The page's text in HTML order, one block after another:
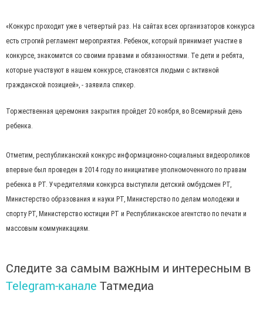
«Конкурс проходит уже в четвертый раз. На сайтах всех организаторов конкурса
есть строгий регламент мероприятия. Ребенок, который принимает участие в
конкурсе, знакомится со своими правами и обязанностями. Те дети и ребята,
которые участвуют в нашем конкурсе, становятся людьми с активной
гражданской позицией», - заявила спикер.
Торжественная церемония закрытия пройдет 20 ноября, во Всемирный день
ребенка.
Отметим, республиканский конкурс информационно-социальных видеороликов
впервые был проведен в 2014 году по инициативе уполномоченного по правам
ребенка в РТ. Учредителями конкурса выступили детский омбудсмен РТ,
Министерство образования и науки РТ, Министерство по делам молодежи и
спорту РТ, Министерство юстиции РТ и Республиканское агентство по печати и
массовым коммуникациям.
Следите за самым важным и интересным в
Telegram-канале Татмедиа